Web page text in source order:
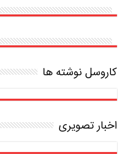
مدرک
کاروسل نوشته ها
اخبار تصویری